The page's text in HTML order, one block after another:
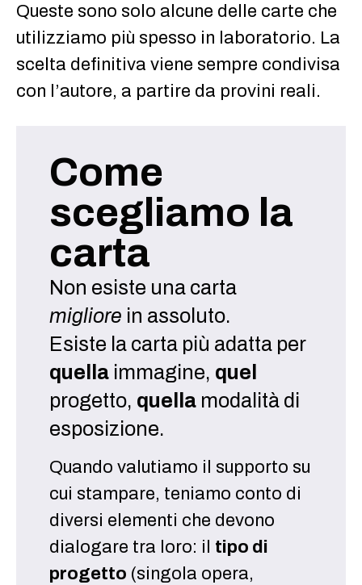
Queste sono solo alcune delle carte che
utilizziamo più spesso in laboratorio. La
scelta definitiva viene sempre condivisa
con l’autore, a partire da provini reali.
Come
scegliamo la
carta
Non esiste una carta
migliore in assoluto.
Esiste la carta più adatta per
quellaimmagine, quel
progetto, quellamodalità di
esposizione.
Quando valutiamo il supporto su
cui stampare, teniamo conto di
diversi elementi che devono
dialogare tra loro: il tipo di
progetto (singola opera,